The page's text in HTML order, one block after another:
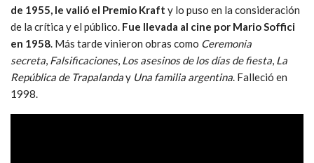
de 1955, le valió el Premio Kraft y lo puso en la consideración
de la crítica y el público. Fue llevada al cine por Mario Soffici
en 1958. Más tarde vinieron obras como Ceremonia
secreta, Falsificaciones, Los asesinos de los días de fiesta, La
República de Trapalanday Una familia argentina. Falleció en
1998.